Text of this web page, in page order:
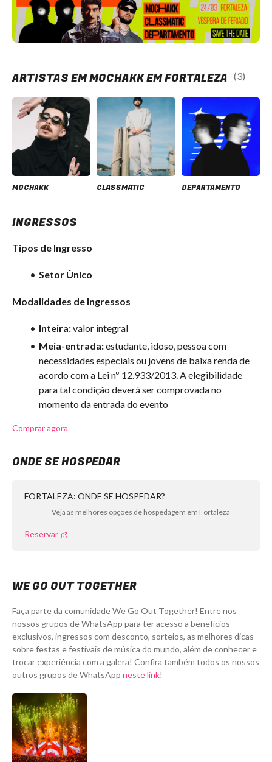
ARTISTAS EM MOCHAKK EM FORTALEZA (3)
MOCHAKK CLASSMATIC DEPARTAMENTO
INGRESSOS
Tipos de Ingresso
Setor Único
Modalidades de Ingressos
Inteira:valor integral
Meia-entrada:estudante, idoso, pessoa com
necessidades especiais ou jovens de baixa renda de
acordo com a Lei nº 12.933/2013. A elegibilidade
para tal condição deverá ser comprovada no
momento da entrada do evento
Comprar agora
ONDE SE HOSPEDAR
FORTALEZA: ONDE SE HOSPEDAR?
Veja as melhores opções de hospedagem em Fortaleza
Reservar
WE GO OUT TOGETHER
Faça parte da comunidade We Go Out Together! Entre nos
nossos grupos de WhatsApp para ter acesso a benefícios
exclusivos, ingressos com desconto, sorteios, as melhores dicas
sobre festas e festivais de música do mundo, além de conhecer e
trocar experiência com a galera! Confira também todos os nossos
outros grupos de WhatsApp neste link!